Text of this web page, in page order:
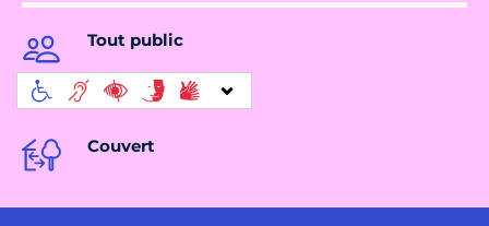
Tout public
Couvert